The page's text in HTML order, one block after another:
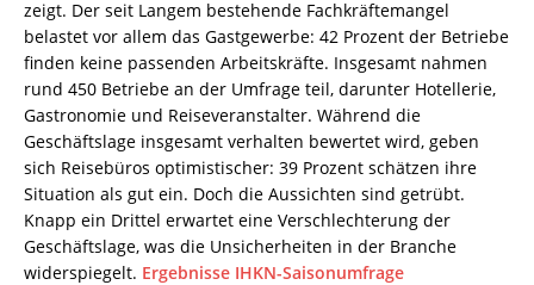
zeigt. Der seit Langem bestehende Fachkräftemangel
belastet vor allem das Gastgewerbe: 42 Prozent der Betriebe
finden keine passenden Arbeitskräfte. Insgesamt nahmen
rund 450 Betriebe an der Umfrage teil, darunter Hotellerie,
Gastronomie und Reiseveranstalter. Während die
Geschäftslage insgesamt verhalten bewertet wird, geben
sich Reisebüros optimistischer: 39 Prozent schätzen ihre
Situation als gut ein. Doch die Aussichten sind getrübt.
Knapp ein Drittel erwartet eine Verschlechterung der
Geschäftslage, was die Unsicherheiten in der Branche
widerspiegelt. Ergebnisse IHKN-Saisonumfrage